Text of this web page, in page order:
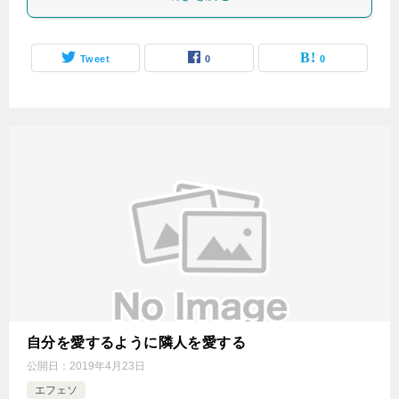
Tweet 0 0
自分を愛するように隣人を愛する
公開日： 2019年4月23日
エフェソ